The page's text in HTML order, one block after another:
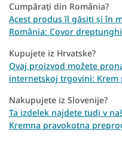
Cumpărați din România?
Acest produs îl găsiți și în
România: Covor
Kupujete iz Hrvatske?
Ovaj proizvod možete
internetskoj trgovini:
Nakupujete iz Slovenije?
Ta izdelek najdete tudi v
Kremna pravokotna